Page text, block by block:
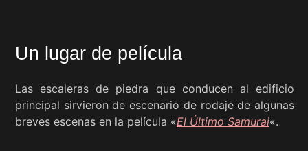
Un lugar de película
Las escaleras de piedra que conducen al edificio
principal sirvieron de escenario de rodaje de algunas
breves escenas en la película «El Último Samurai«.